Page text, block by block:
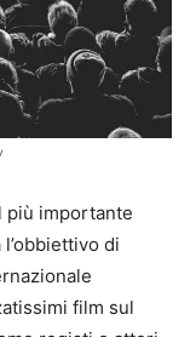
più importante
di
film sul